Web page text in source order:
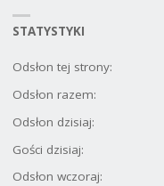
STATYSTYKI
Odsłon tej strony:
Odsłon razem:
Odsłon dzisiaj:
Gości dzisiaj:
Odsłon wczoraj: